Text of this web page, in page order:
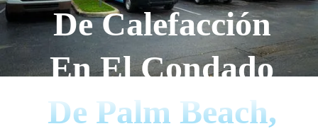
De Calefacción
En El Condado
De Palm Beach,